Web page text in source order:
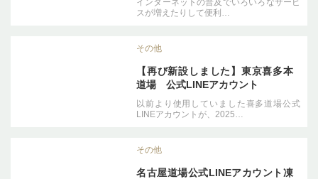
インターネットの普及でいろいろなサービ
スが増えたりして便利…
その他
【再び新設しました】東京喜多本
道場 公式LINEアカウント
以前より使用していました喜多道場公式
LINEアカウントが、2025…
その他
名古屋道場公式LINEアカウント凍